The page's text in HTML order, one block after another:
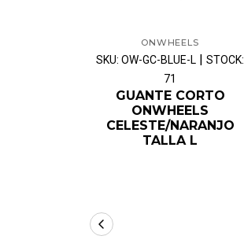
ONWHEELS
SKU: OW-GC-BLUE-L | STOCK:
71
GUANTE CORTO
ONWHEELS
CELESTE/NARANJO
TALLA L